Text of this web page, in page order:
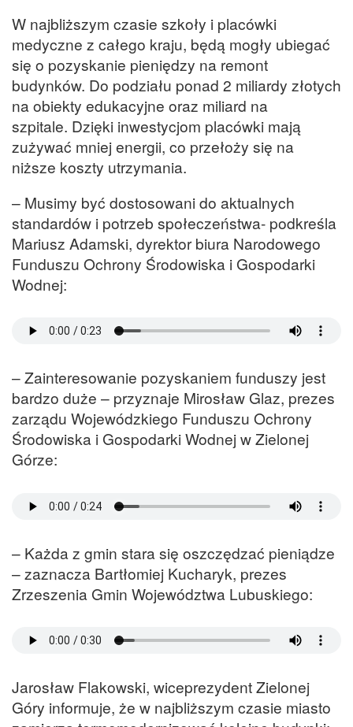
W najbliższym czasie szkoły i placówki
medyczne z całego kraju, będą mogły ubiegać
się o pozyskanie pieniędzy na remont
budynków. Do podziału ponad 2 miliardy złotych
na obiekty edukacyjne oraz miliard na
szpitale. Dzięki inwestycjom placówki mają
zużywać mniej energii, co przełoży się na
niższe koszty utrzymania.
– Musimy być dostosowani do aktualnych
standardów i potrzeb społeczeństwa- podkreśla
Mariusz Adamski, dyrektor biura Narodowego
Funduszu Ochrony Środowiska i Gospodarki
Wodnej:
– Zainteresowanie pozyskaniem funduszy jest
bardzo duże – przyznaje Mirosław Glaz, prezes
zarządu Wojewódzkiego Funduszu Ochrony
Środowiska i Gospodarki Wodnej w Zielonej
Górze:
– Każda z gmin stara się oszczędzać pieniądze
– zaznacza Bartłomiej Kucharyk, prezes
Zrzeszenia Gmin Województwa Lubuskiego:
Jarosław Flakowski, wiceprezydent Zielonej
Góry informuje, że w najbliższym czasie miasto